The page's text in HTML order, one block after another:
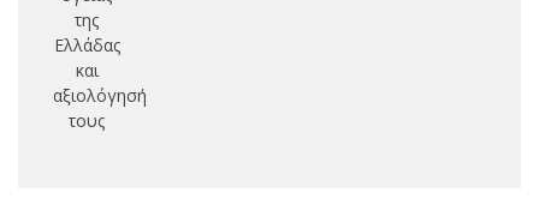
της
Ελλάδας
και
αξιολόγησή
τους